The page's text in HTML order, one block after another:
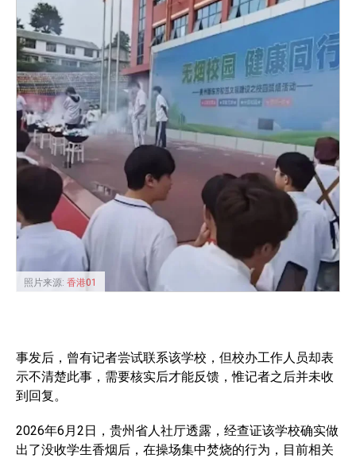
照片来源: 香港01
事发后，曾有记者尝试联系该学校，但校办工作人员却表
示不清楚此事，需要核实后才能反馈，惟记者之后并未收
到回复。
2026年6月2日，贵州省人社厅透露，经查证该学校确实做
出了没收学生香烟后，在操场集中焚烧的行为，目前相关